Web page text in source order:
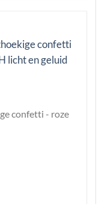
confetti - roze